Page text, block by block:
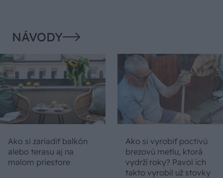
NÁVODY
Ako si zariadiť balkón
alebo terasu aj na
malom priestore
Ako si vyrobiť poctivú
brezovú metlu, ktorá
vydrží roky? Pavol ich
takto vyrobil už stovky